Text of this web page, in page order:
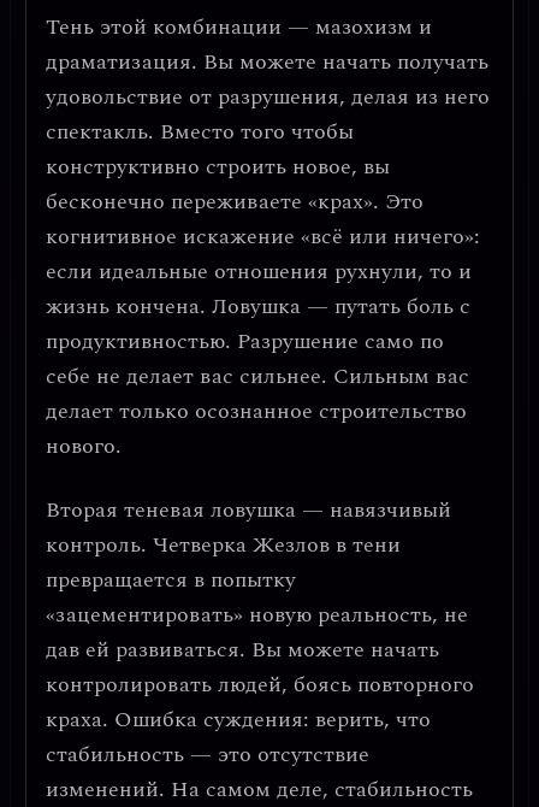
Тень этой комбинации — мазохизм и
драматизация. Вы можете начать получать
удовольствие от разрушения, делая из него
спектакль. Вместо того чтобы
конструктивно строить новое, вы
бесконечно переживаете «крах». Это
когнитивное искажение «всё или ничего»:
если идеальные отношения рухнули, то и
жизнь кончена. Ловушка — путать боль с
продуктивностью. Разрушение само по
себе не делает вас сильнее. Сильным вас
делает только осознанное строительство
нового.
Вторая теневая ловушка — навязчивый
контроль. Четверка Жезлов в тени
превращается в попытку
«зацементировать» новую реальность, не
дав ей развиваться. Вы можете начать
контролировать людей, боясь повторного
краха. Ошибка суждения: верить, что
стабильность — это отсутствие
изменений. На самом деле, стабильность